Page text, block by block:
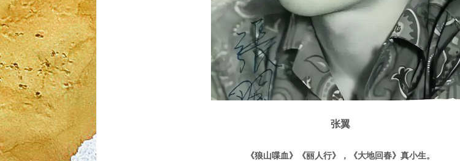
张翼
《狼山喋血》《丽人行》，《大地回春》真小生。